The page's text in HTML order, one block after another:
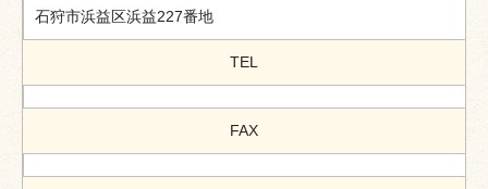
石狩市浜益区浜益227番地
TEL
FAX